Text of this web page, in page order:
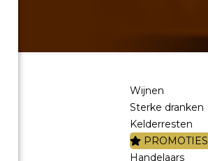
Wijnen
Sterke dranken
Kelderresten
PROMOTIES
Handelaars